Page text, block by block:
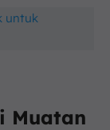
untuk
Muatan